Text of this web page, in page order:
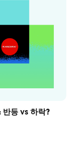
등 vs 하락?